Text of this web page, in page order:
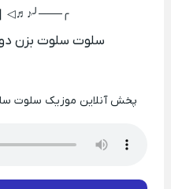
▷♬♪╰───╮
سلوت سلوت بزن
پخش آنلاین موزیک سلوت